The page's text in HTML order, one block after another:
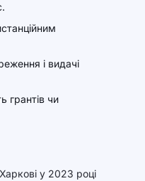
і видачі
грантів чи
у 2023 році